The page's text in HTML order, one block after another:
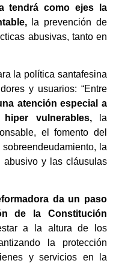
tendrá como ejes la
la prevención de
abusivas, tanto en
la política santafesina
y usuarios: “Entre
atención especial a
vulnerables,la
el fomento del
la
abusivo y las cláusulas
da un paso
de la Constitución
a la altura de los
la protección
y servicios en la